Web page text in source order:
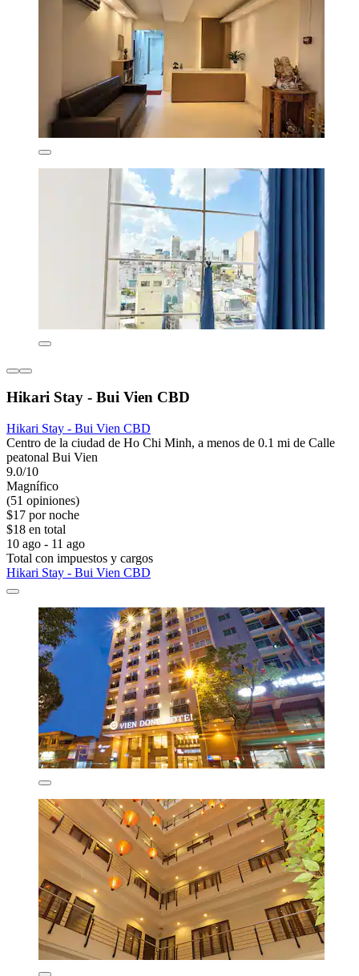
Hikari Stay - Bui Vien CBD
Hikari Stay - Bui Vien CBD
Centro de la ciudad de Ho Chi Minh, a menos de 0.1 mi de Calle
peatonal Bui Vien
9.0/10
Magnífico
(51 opiniones)
$17 por noche
$18 en total
10 ago - 11 ago
Total con impuestos y cargos
Hikari Stay - Bui Vien CBD